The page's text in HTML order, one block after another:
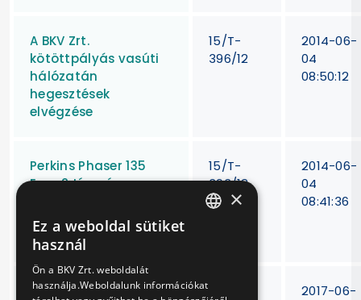
A BKV Zrt.
kötöttpályás vasúti
hálózatán
hegesztések
elvégzése
15/T-
396/12
2014-06-
04
08:50:12
Perkins Phaser 135
Euro 2 típusú
dízelmotorok
felújítása, javítás
15/T-
393/12
2014-06-
04
08:41:36
Villamos járműveken
2017-06-
×
Ez a weboldal sütiket
használ
Ön a BKV Zrt. weboldalát
használja.Weboldalunk információkat